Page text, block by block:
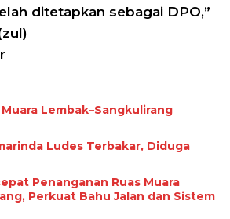
ditetapkan sebagai DPO,”
Lembak–Sangkulirang
Ludes Terbakar, Diduga
Penanganan Ruas Muara
Perkuat Bahu Jalan dan Sistem